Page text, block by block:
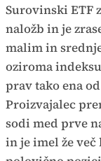
Surovinski ETF
naložb in je
malim in
oziroma indeksu
prav tako ena
Proizvajalec
sodi med prve
in je imel že